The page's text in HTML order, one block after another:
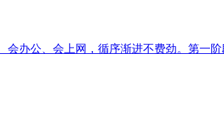
会办公、会上网，循序渐进不费劲。第一阶